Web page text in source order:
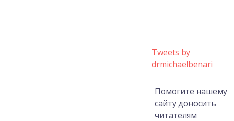
Tweets by
drmichaelbenari
Помогите нашему
сайту доносить
читателям